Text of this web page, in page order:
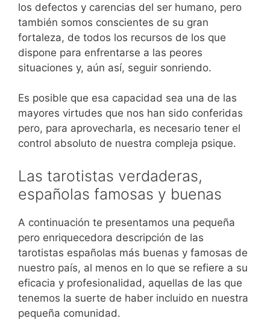
los defectos y carencias del ser humano, pero
también somos conscientes de su gran
fortaleza, de todos los recursos de los que
dispone para enfrentarse a las peores
situaciones y, aún así, seguir sonriendo.
Es posible que esa capacidad sea una de las
mayores virtudes que nos han sido conferidas
pero, para aprovecharla, es necesario tener el
control absoluto de nuestra compleja psique.
Las tarotistas verdaderas,
españolas famosas y buenas
A continuación te presentamos una pequeña
pero enriquecedora descripción de las
tarotistas españolas más buenas y famosas de
nuestro país, al menos en lo que se refiere a su
eficacia y profesionalidad, aquellas de las que
tenemos la suerte de haber incluido en nuestra
pequeña comunidad.